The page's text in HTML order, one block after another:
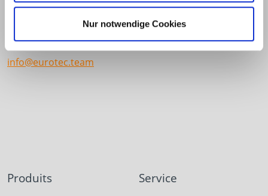
Nur notwendige Cookies
+49 2331 6245-200
info@eurotec.team
Produits Service